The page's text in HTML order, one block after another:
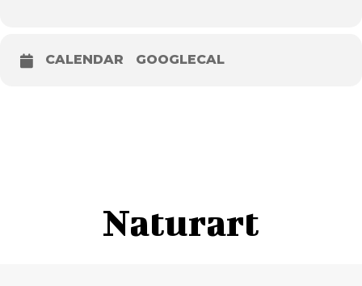
CALENDAR GOOGLECAL
Naturart